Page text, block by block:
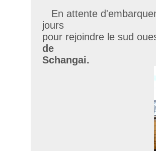
En attente
jours
pour rejoindre le sud
de
Schangai.